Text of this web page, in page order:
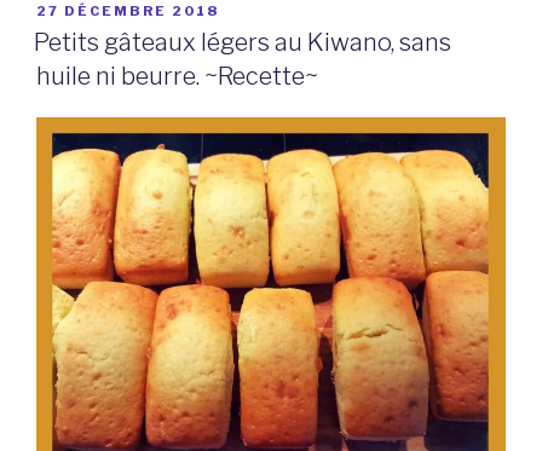
PUBLIÉ
LE
27 DÉCEMBRE 2018
Petits gâteaux légers au Kiwano, sans
huile ni beurre. ~Recette~